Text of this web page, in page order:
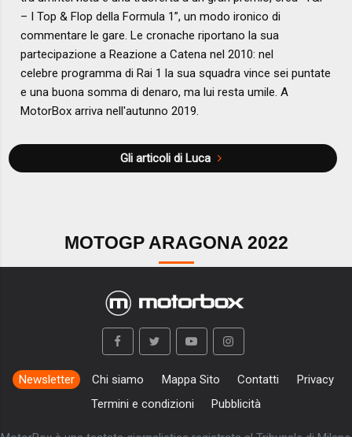
– I Top & Flop della Formula 1”, un modo ironico di
commentare le gare. Le cronache riportano la sua
partecipazione a Reazione a Catena nel 2010: nel
celebre programma di Rai 1 la sua squadra vince sei puntate
e una buona somma di denaro, ma lui resta umile. A
MotorBox arriva nell'autunno 2019.
Gli articoli di Luca
MOTOGP ARAGONA 2022
Newsletter Chi siamo Mappa Sito Contatti
Privacy
Termini e condizioni
Pubblicità